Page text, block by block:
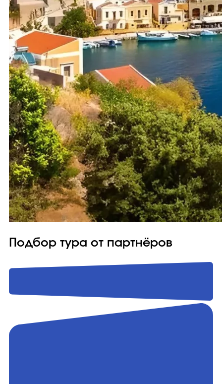
Подбор тура от партнёров